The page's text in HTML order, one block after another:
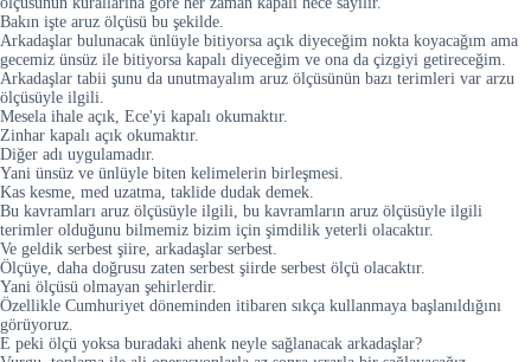
Bakın işte aruz ölçüsü bu şekilde.
Arkadaşlar bulunacak ünlüyle bitiyorsa açık diyeceğim nokta koyacağım ama
gecemiz ünsüz ile bitiyorsa kapalı diyeceğim ve ona da çizgiyi getireceğim.
Arkadaşlar tabii şunu da unutmayalım aruz ölçüsünün bazı terimleri var arzu
ölçüsüyle ilgili.
Mesela ihale açık, Ece'yi kapalı okumaktır.
Zinhar kapalı açık okumaktır.
Diğer adı uygulamadır.
Yani ünsüz ve ünlüyle biten kelimelerin birleşmesi.
Kas kesme, med uzatma, taklide dudak demek.
Bu kavramları aruz ölçüsüyle ilgili, bu kavramların aruz ölçüsüyle ilgili
terimler olduğunu bilmemiz bizim için şimdilik yeterli olacaktır.
Ve geldik serbest şiire, arkadaşlar serbest.
Ölçüye, daha doğrusu zaten serbest şiirde serbest ölçü olacaktır.
Yani ölçüsü olmayan şehirlerdir.
Özellikle Cumhuriyet döneminden itibaren sıkça kullanmaya başlanıldığını
görüyoruz.
E peki ölçü yoksa buradaki ahenk neyle sağlanacak arkadaşlar?